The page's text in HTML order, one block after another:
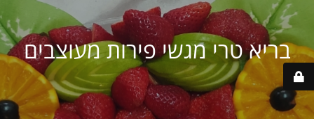
בריא טרי מגשי פירות מעוצבים